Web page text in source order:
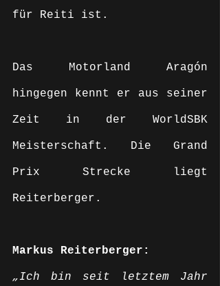
für Reiti ist.
Das Motorland Aragón
hingegen kennt er aus seiner
Zeit in der WorldSBK
Meisterschaft. Die Grand
Prix Strecke liegt
Reiterberger.
Markus Reiterberger:
„Ich bin seit letztem Jahr